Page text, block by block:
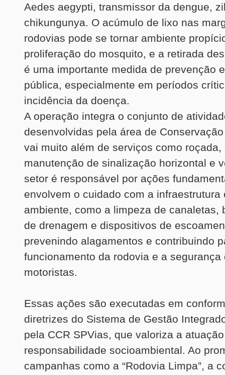
Aedes aegypti, transmissor da dengue,
chikungunya. O acúmulo de lixo nas
rodovias pode se tornar ambiente
proliferação do mosquito, e a retirada
é uma importante medida de prevenção
pública, especialmente em períodos
incidência da doença.
A operação integra o conjunto de
desenvolvidas pela área de
vai muito além de serviços como roçada,
manutenção de sinalização horizontal e
setor é responsável por ações
envolvem o cuidado com a infraestrutura
ambiente, como a limpeza de canaletas,
de drenagem e dispositivos de
prevenindo alagamentos e contribuindo
funcionamento da rodovia e a segurança
motoristas.
Essas ações são executadas em
diretrizes do Sistema de Gestão
pela CCR SPVias, que valoriza a
responsabilidade socioambiental. Ao
campanhas como a “Rodovia Limpa”, a